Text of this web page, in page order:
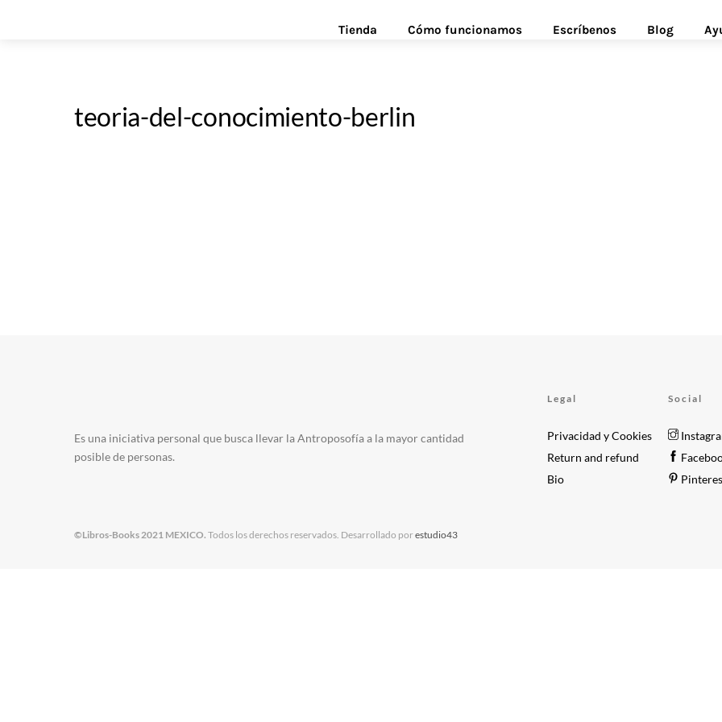
Tienda Cómo funcionamos Escríbenos Blog
teoria-del-conocimiento-berlin
Es una iniciativa personal que busca llevar la Antroposofía a la mayor cantidad
posible de personas.
Legal
Privacidad y Cookies
Return and refund
Bio
Social
©Libros-Books 2021 MEXICO. Todos los derechos reservados. Desarrollado porestudio43